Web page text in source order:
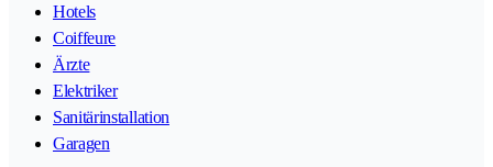
Hotels
Coiffeure
Ärzte
Elektriker
Sanitärinstallation
Garagen